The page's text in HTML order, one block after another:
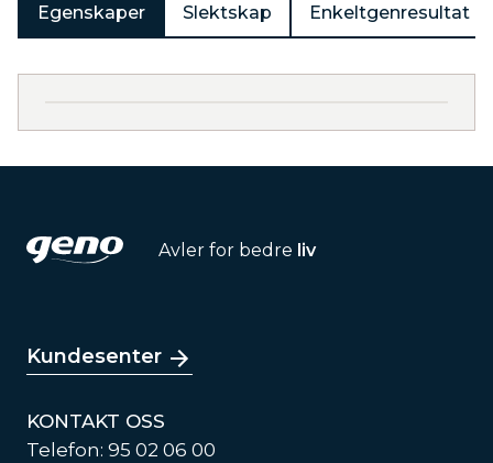
Egenskaper Slektskap Enkeltgenresultat
Avler for bedre liv
Kundesenter
KONTAKT OSS
Telefon: 95 02 06 00